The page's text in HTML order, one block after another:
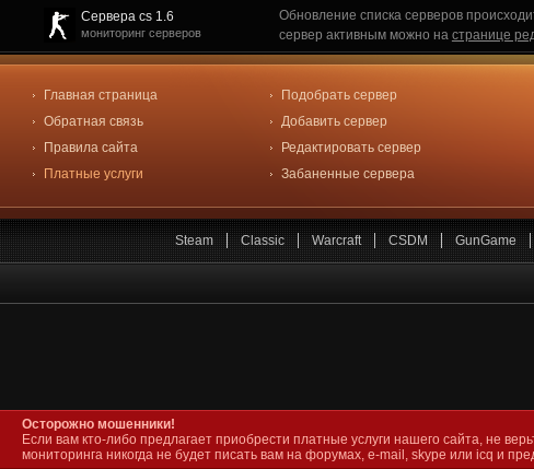
Сервера cs 1.6
мониторинг серверов
Обновление списка серверов
сервер активным можно на странице
Главная страница
Обратная связь
Правила сайта
Платные услуги
Подобрать сервер
Добавить сервер
Редактировать сервер
Забаненные сервера
Steam Classic Warcraft CSDM GunGame
Осторожно мошенники!
Если вам кто-либо предлагает приобрести платные услуги нашего сайта, не
мониторинга никогда не будет писать вам на форумах, e-mail, skype или icq и